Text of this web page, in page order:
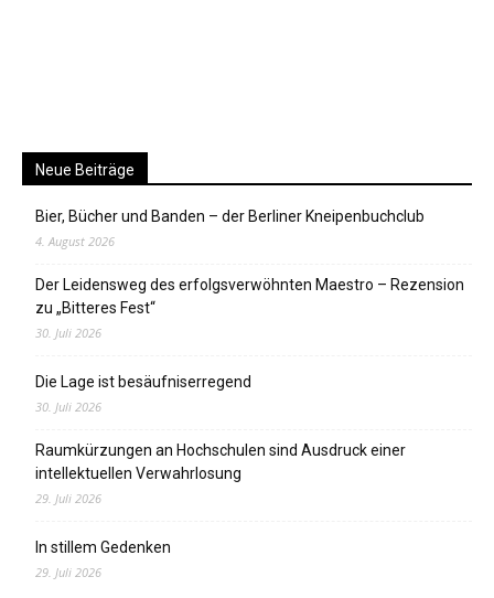
Neue Beiträge
Bier, Bücher und Banden – der Berliner Kneipenbuchclub
4. August 2026
Der Leidensweg des erfolgsverwöhnten Maestro – Rezension
zu „Bitteres Fest“
30. Juli 2026
Die Lage ist besäufniserregend
30. Juli 2026
Raumkürzungen an Hochschulen sind Ausdruck einer
intellektuellen Verwahrlosung
29. Juli 2026
In stillem Gedenken
29. Juli 2026